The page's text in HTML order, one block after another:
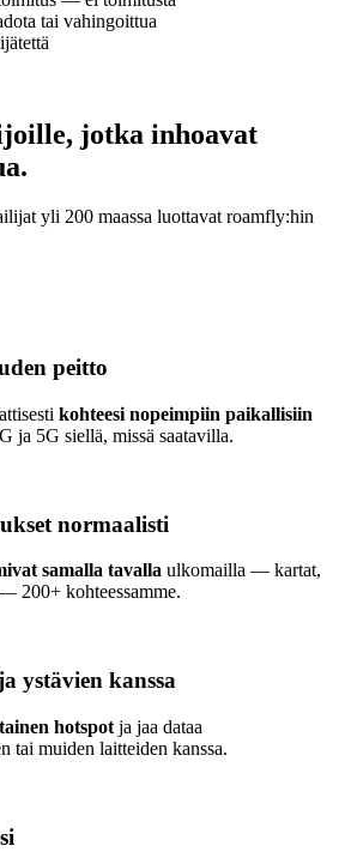
tai vahingoittua
jotka inhoavat
yli 200 maassa luottavat roamfly:hin
peitto
kohteesi nopeimpiin paikallisiin
ja 5G siellä, missä saatavilla.
normaalisti
samalla tavalla ulkomailla — kartat,
200+ kohteessamme.
ystävien kanssa
hotspot ja jaa dataa
tai muiden laitteiden kanssa.